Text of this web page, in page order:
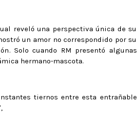
reveló una perspectiva única de su
un amor no correspondido por su
Solo cuando RM presentó algunas
hermano-mascota.
tiernos entre esta entrañable